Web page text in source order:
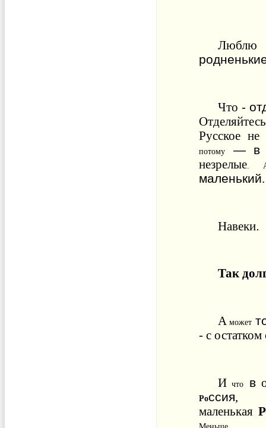
Люблю
Что -
Отделяйтесь
Русское не
потому — в
незрелые
маленький.
Навеки.
Так
А может
-с остатком
И что в
Россия,
маленькая
.